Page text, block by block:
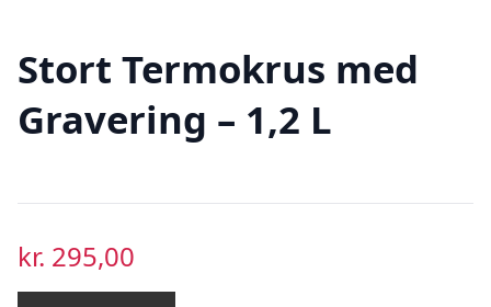
Stort Termokrus med
Gravering – 1,2 L
kr. 295,00